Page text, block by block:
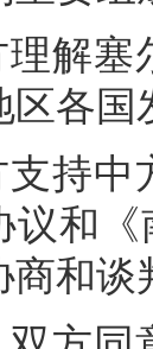
理解塞
区各国
支持中
议和
商和谈